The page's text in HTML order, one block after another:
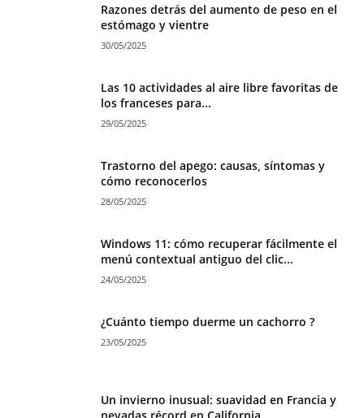
Razones detrás del aumento de peso en el
estómago y vientre
30/05/2025
Las 10 actividades al aire libre favoritas de
los franceses para...
29/05/2025
Trastorno del apego: causas, síntomas y
cómo reconocerlos
28/05/2025
Windows 11: cómo recuperar fácilmente el
menú contextual antiguo del clic...
24/05/2025
¿Cuánto tiempo duerme un cachorro ?
23/05/2025
Un invierno inusual: suavidad en Francia y
nevadas récord en California